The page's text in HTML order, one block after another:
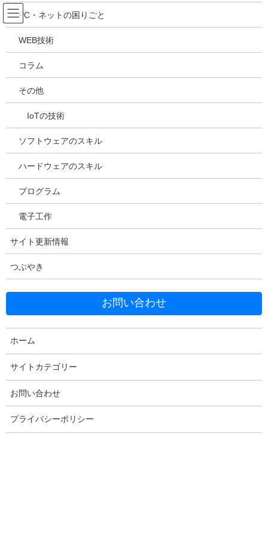
コ
ン
テ
ツ
ス
ッ
ナ
ビ
ゲ
シ
ン
移
吉川万能ＩＴ研究所
メディア
HOME
2024年3月25日
20240325132535
X
Threads Hatena LINE
Copy
コメントを残す
PC・ネットの困りごと
WEB技術
コラム
その他
IoTの技術
ソフトウェアのスキル
ハードウェアのスキル
プログラム
電子工作
サイト更新情報
つぶやき
お問い合わせ
ホーム
サイトカテゴリー
お問い合わせ
プライバシーポリシー